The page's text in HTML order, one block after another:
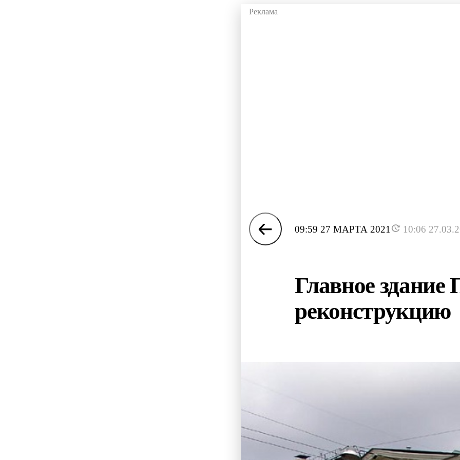
09:59 27 МАРТА 2021 10:06
Главное
реконструкцию